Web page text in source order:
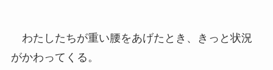
わたしたちが重い腰をあげたとき、きっと状況
がかわってくる。